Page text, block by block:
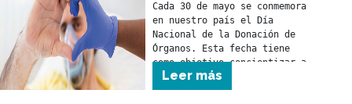
Cada 30 de mayo se conmemora
en nuestro país el Día
Nacional de la Donación de
Órganos. Esta fecha tiene
como objetivo concientizar a
la sociedad sobre la
importancia de donar órganos
Leer más